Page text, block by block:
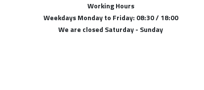
Working Hours
Weekdays Monday to Friday: 08:30 / 18:00
We are closed Saturday - Sunday